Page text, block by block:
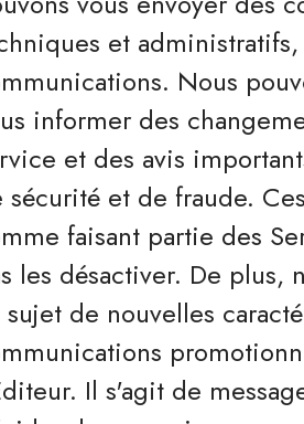
et
Nous
informer des
et des avis
sécurité et de fraude.
faisant partie des
les désactiver. De plus,
sujet de nouvelles
Il s'agit de